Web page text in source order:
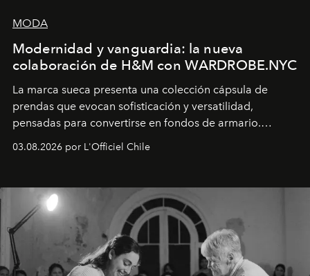
MODA
Modernidad y vanguardia: la nueva
colaboración de H&M con WARDROBE.NYC
La marca sueca presenta una colección cápsula de
prendas que evocan sofisticación y versatilidad,
pensadas para convertirse en fondos de armario.
03.08.2026 por L'Officiel Chile